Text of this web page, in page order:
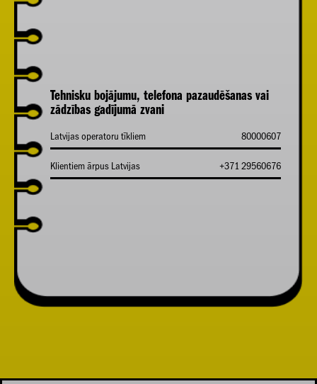
Tehnisku bojājumu, telefona pazaudēšanas vai
zādzības gadījumā zvani
Latvijas operatoru tīkliem 80000607
Klientiem ārpus Latvijas +371 29560676